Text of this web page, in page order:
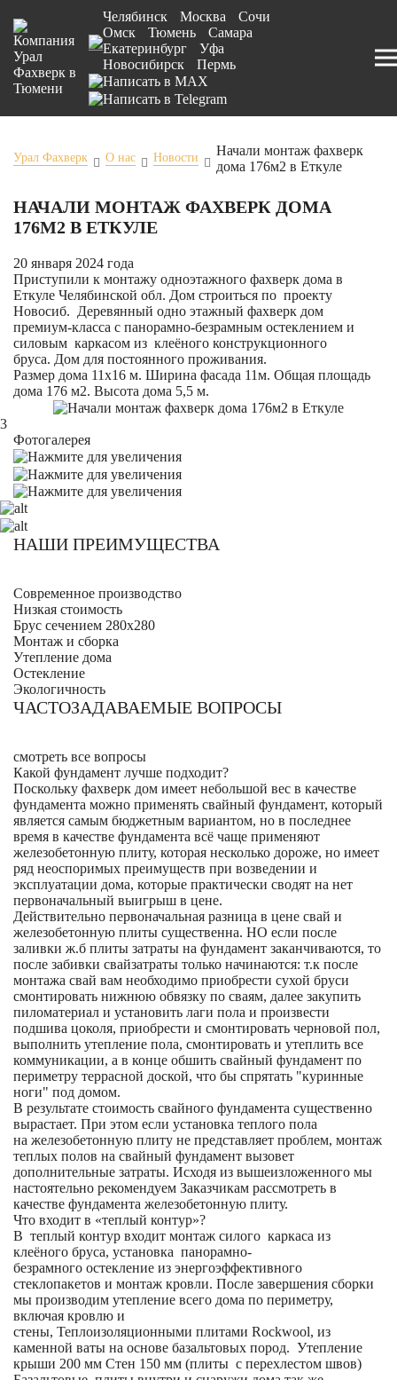
Челябинск Москва
Сочи
Омск
Тюмень
Самара
Екатеринбург
Уфа
Новосибирск
Пермь
Урал Фахверк О нас Новости
Начали монтаж фахверк
дома 176м2 в Еткуле
НАЧАЛИ МОНТАЖ ФАХВЕРК ДОМА
176М2 В ЕТКУЛЕ
20 января 2024 года
Приступили к монтажу одноэтажного фахверк дома в
Еткуле Челябинской обл. Дом строиться по проекту
Новосиб. Деревянный одно этажный фахверк дом
премиум-класса с панорамно-безрамным остеклением и
силовым каркасом из клеёного конструкционного
бруса. Дом для постоянного проживания.
Размер дома 11х16 м. Ширина фасада 11м. Общая площадь
дома 176 м2. Высота дома 5,5 м.
3
Фотогалерея
НАШИ ПРЕИМУЩЕСТВА
Современное производство
Низкая стоимость
Брус сечением 280х280
Монтаж и сборка
Утепление дома
Остекление
Экологичность
ЧАСТОЗАДАВАЕМЫЕ ВОПРОСЫ
смотреть все вопросы
Какой фундамент лучше подходит?
Поскольку фахверк дом имеет небольшой вес в качестве
фундамента можно применять свайный фундамент, который
является самым бюджетным вариантом, но в последнее
время в качестве фундамента всё чаще применяют
железобетонную плиту, которая несколько дороже, но имеет
ряд неоспоримых преимуществ при возведении и
эксплуатации дома, которые практически сводят на нет
первоначальный выигрыш в цене.
Действительно первоначальная разница в цене свай и
железобетонную плиты существенна. НО если после
заливки ж.б плиты затраты на фундамент заканчиваются, то
после забивки свайзатраты только начинаются: т.к после
монтажа свай вам необходимо приобрести сухой бруси
смонтировать нижнюю обвязку по сваям, далее закупить
пиломатериал и установить лаги пола и произвести
подшива цоколя, приобрести и смонтировать черновой пол,
выполнить утепление пола, смонтировать и утеплить все
коммуникации, а в конце обшить свайный фундамент по
периметру террасной доской, что бы спрятать "куринные
ноги" под домом.
В результате стоимость свайного фундамента существенно
вырастает. При этом если установка теплого пола
на железобетонную плиту не представляет проблем, монтаж
теплых полов на свайный фундамент вызовет
дополнительные затраты. Исходя из вышеизложенного мы
настоятельно рекомендуем Заказчикам рассмотреть в
качестве фундамента железобетонную плиту.
Что входит в «теплый контур»?
В теплый контур входит монтаж силого каркаса из
клеёного бруса, установка панорамно-
безрамного остекление из энергоэффективного
стеклопакетов и монтаж кровли. После завершения сборки
мы производим утепление всего дома по периметру,
включая кровлю и
стены, Теплоизоляционными плитами Rockwool, из
каменной ваты на основе базальтовых пород. Утепление
крыши 200 мм Стен 150 мм (плиты с перехлестом швов)